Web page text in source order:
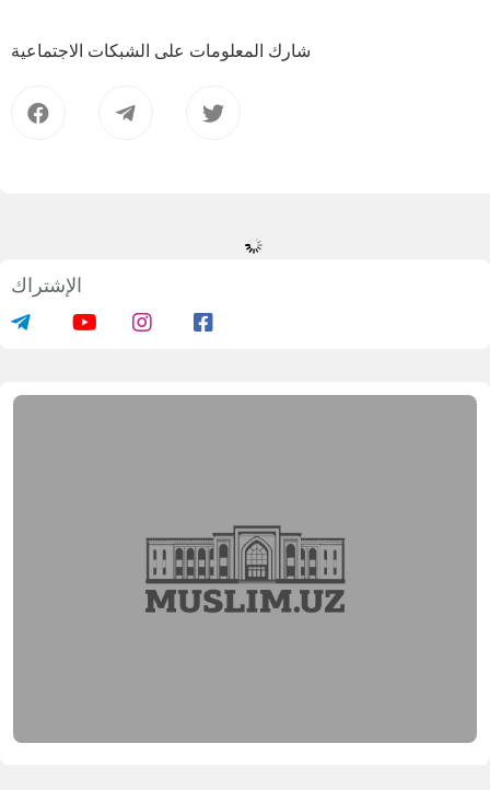
شارك المعلومات على الشبكات الاجتماعية
الإشتراك